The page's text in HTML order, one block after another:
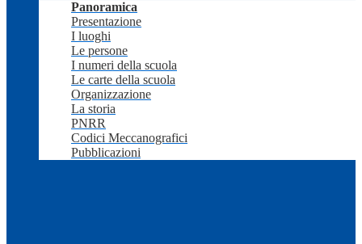
Panoramica
Presentazione
I luoghi
Le persone
I numeri della scuola
Le carte della scuola
Organizzazione
La storia
PNRR
Codici Meccanografici
Pubblicazioni